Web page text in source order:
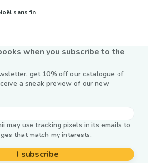
sans fin
when you subscribe to the
get 10% off our catalogue of
a sneak preview of our new
may use tracking pixels in its emails to
that match my interests.
I subscribe